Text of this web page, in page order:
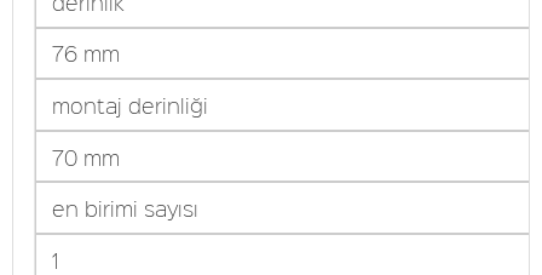
76 mm
montaj derinliği
70 mm
en birimi sayısı
1